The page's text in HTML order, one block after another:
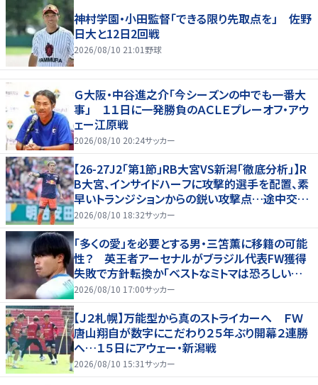
神村学園・小田監督「できる限り先取点を」 佐野
日大と12日2回戦
2026/08/10 21:01 野球
Ｇ大阪・中谷進之介「今シーズンの中でも一番大
事」 １１日に一発勝負のＡＣＬＥプレーオフ・アウ
ェー江原戦
2026/08/10 20:24サッカー
【26-27J2「第1節」RB大宮VS新潟「徹底分析」】R
B大宮、インサイドハーフに攻撃的選手を配置、素
早いトランジションからの鋭い攻撃点…途中交代
での“メッセージ”も(1)
2026/08/10 18:32サッカー
「多くの愛」を必要とする男・三笘薫に移籍の可能
性？ 英王者アーセナルがブラジル代表FW獲得
失敗で方針転換か「ベストなミトマは恐ろしいほ
ど優れている」
2026/08/10 17:00サッカー
【Ｊ２札幌】万能型から真のストライカーへ ＦＷ
唐山翔自が数字にこだわり２５年ぶり開幕２連勝
へ…１５日にアウェー・新潟戦
2026/08/10 15:31サッカー